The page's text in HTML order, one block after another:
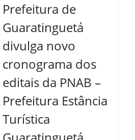
Prefeitura de
Guaratinguetá
divulga novo
cronograma dos
editais da PNAB –
Prefeitura Estância
Turística